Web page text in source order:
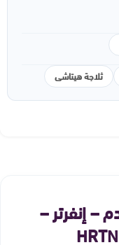
ثلاجة هيتاشى
هيتاشى 9 قدم – إنفرتر –